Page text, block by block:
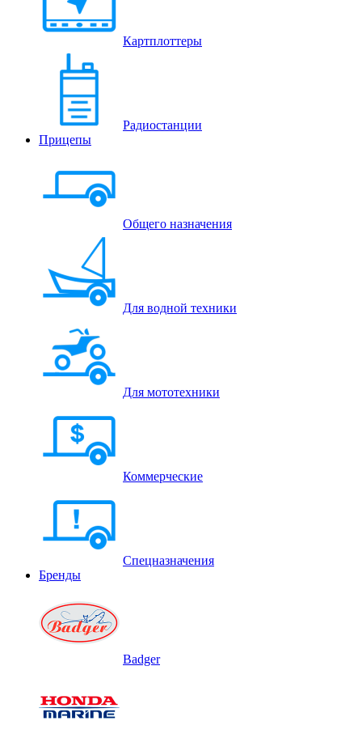
Картплоттеры
Радиостанции
Прицепы
Общего назначения
Для водной техники
Для мототехники
Коммерческие
Спецназначения
Бренды
Badger